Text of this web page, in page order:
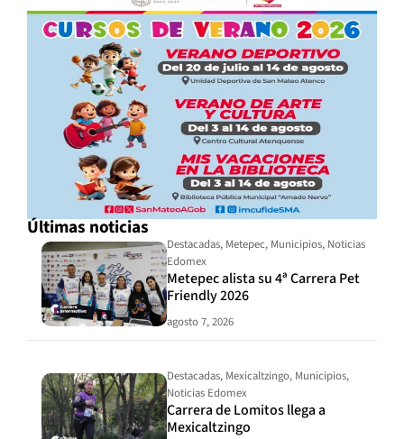
Últimas noticias
Destacadas, Metepec, Municipios, Noticias
Edomex
Metepec alista su 4ª Carrera Pet
Friendly 2026
agosto 7, 2026
Destacadas, Mexicaltzingo, Municipios,
Noticias Edomex
Carrera de Lomitos llega a
Mexicaltzingo